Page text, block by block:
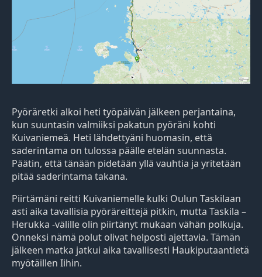
Pyöräretki alkoi heti työpäivän jälkeen perjantaina,
kun suuntasin valmiiksi pakatun pyöräni kohti
Kuivaniemeä. Heti lähdettyäni huomasin, että
saderintama on tulossa päälle etelän suunnasta.
Päätin, että tänään pidetään yllä vauhtia ja yritetään
pitää saderintama takana.
Piirtämäni reitti Kuivaniemelle kulki Oulun Taskilaan
asti aika tavallisia pyöräreittejä pitkin, mutta Taskila –
Herukka -välille olin piirtänyt mukaan vähän polkuja.
Onneksi nämä polut olivat helposti ajettavia. Tämän
jälkeen matka jatkui aika tavallisesti Haukiputaantietä
myötäillen Iihin.